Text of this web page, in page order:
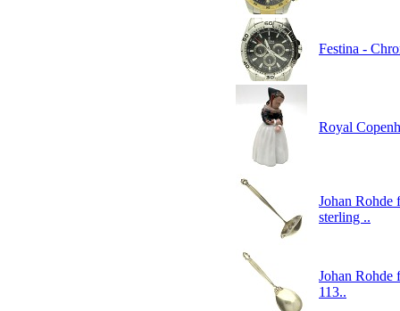
Festina -
Royal
Johan Rohde
sterling ..
Johan Rohde
113..